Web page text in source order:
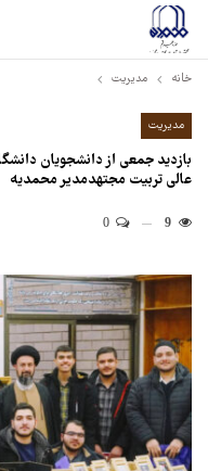
خانه مدیریت
مدیریت
بازدید جمعی از دانشجویان
عالی تربیت مجتهدمدیر محمدیه
9